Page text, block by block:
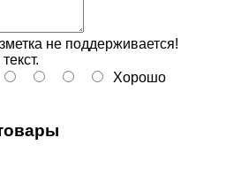
не поддерживается!
Хорошо